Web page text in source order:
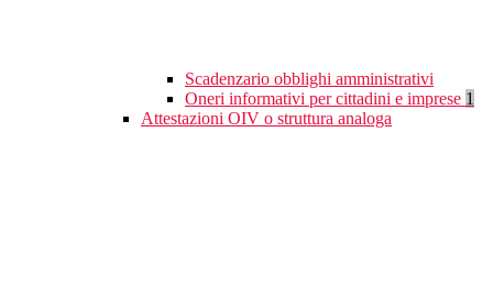
Scadenzario obblighi amministrativi
Oneri informativi per cittadini e imprese 1
Attestazioni OIV o struttura analoga